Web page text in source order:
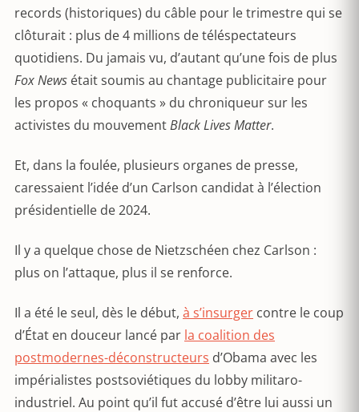
records (historiques) du câble pour le trimestre qui se
clôturait : plus de 4 millions de téléspectateurs
quotidiens. Du jamais vu, d’autant qu’une fois de plus
Fox News était soumis au chantage publicitaire pour
les propos « choquants » du chroniqueur sur les
activistes du mouvementBlack Lives Matter.
Et, dans la foulée, plusieurs organes de presse,
caressaient l’idée d’un Carlson candidat à l’élection
présidentielle de 2024.
Il y a quelque chose de Nietzschéen chez Carlson :
plus on l’attaque, plus il se renforce.
Il a été le seul, dès le début, à s’insurger contre le coup
d’État en douceur lancé par la coalition des
postmodernes-déconstructeurs d’Obama avec les
impérialistes postsoviétiques du lobby militaro-
industriel. Au point qu’il fut accusé d’être lui aussi un